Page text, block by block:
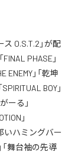
O.S.T.2」が配
PHASE」
ENEMY」「乾坤
BOY」
ーる」
」
いハミングバー
「舞台袖の先導